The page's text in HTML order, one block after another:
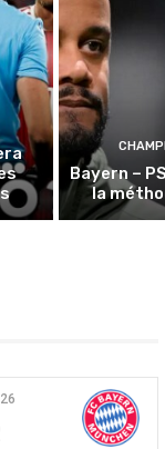
Bayern –
la